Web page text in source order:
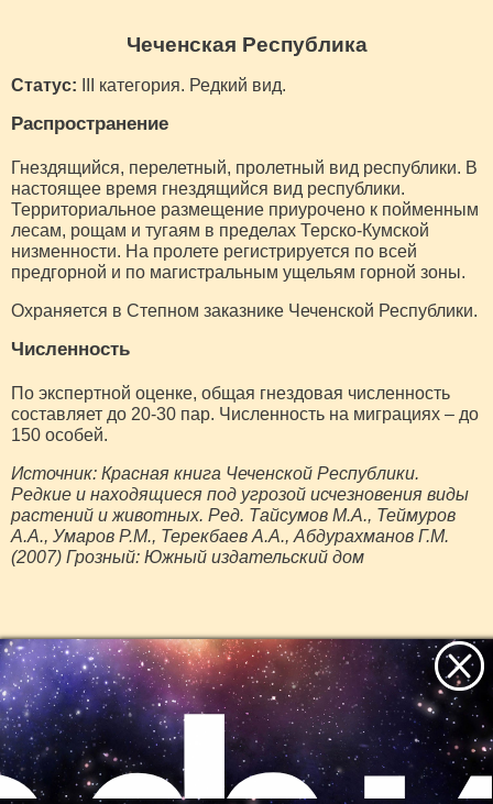
Чеченская Республика
Статус: III категория. Редкий вид.
Распространение
Гнездящийся, перелетный, пролетный вид республики. В
настоящее время гнездящийся вид республики.
Территориальное размещение приурочено к пойменным
лесам, рощам и тугаям в пределах Терско-Кумской
низменности. На пролете регистрируется по всей
предгорной и по магистральным ущельям горной зоны.
Охраняется в Степном заказнике Чеченской Республики.
Численность
По экспертной оценке, общая гнездовая численность
составляет до 20-30 пар. Численность на миграциях – до
150 особей.
Источник: Красная книга Чеченской Республики.
Редкие и находящиеся под угрозой исчезновения виды
растений и животных. Ред. Тайсумов М.А., Теймуров
А.А., Умаров Р.М., Терекбаев А.А., Абдурахманов Г.М.
(2007) Грозный: Южный издательский дом
Все самое интересное